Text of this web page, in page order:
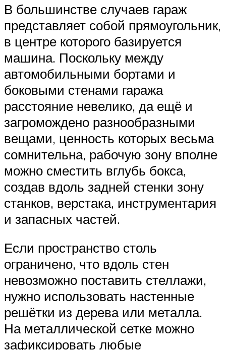
В большинстве случаев гараж
представляет собой прямоугольник,
в центре которого базируется
машина. Поскольку между
автомобильными бортами и
боковыми стенами гаража
расстояние невелико, да ещё и
загромождено разнообразными
вещами, ценность которых весьма
сомнительна, рабочую зону вполне
можно сместить вглубь бокса,
создав вдоль задней стенки зону
станков, верстака, инструментария
и запасных частей.
Если пространство столь
ограничено, что вдоль стен
невозможно поставить стеллажи,
нужно использовать настенные
решётки из дерева или металла.
На металлической сетке можно
зафиксировать любые